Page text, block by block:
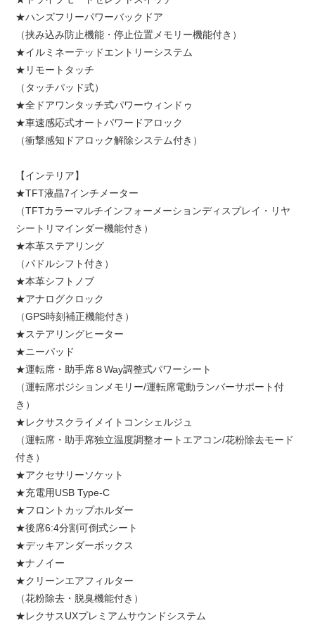
★ハンズフリーパワーバックドア
（挟み込み防止機能・停止位置メモリー機能付き）
★イルミネーテッドエントリーシステム
★リモートタッチ
（タッチパッド式）
★全ドアワンタッチ式パワーウィンドゥ
★車速感応式オートパワードアロック
（衝撃感知ドアロック解除システム付き）
【インテリア】
★TFT液晶7インチメーター
（TFTカラーマルチインフォーメーションディスプレイ・リヤ
シートリマインダー機能付き）
★本革ステアリング
（パドルシフト付き）
★本革シフトノブ
★アナログクロック
（GPS時刻補正機能付き）
★ステアリングヒーター
★ニーパッド
★運転席・助手席８Way調整式パワーシート
（運転席ポジションメモリー/運転席電動ランバーサポート付
き）
★レクサスクライメイトコンシェルジュ
（運転席・助手席独立温度調整オートエアコン/花粉除去モード
付き）
★アクセサリーソケット
★充電用USB Type-C
★フロントカップホルダー
★後席6:4分割可倒式シート
★デッキアンダーボックス
★ナノイー
★クリーンエアフィルター
（花粉除去・脱臭機能付き）
★レクサスUXプレミアムサウンドシステム